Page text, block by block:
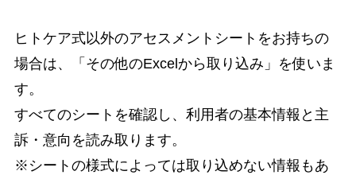
ヒトケア式以外のアセスメントシートをお持ちの
場合は、「その他のExcelから取り込み」を使いま
す。
すべてのシートを確認し、利用者の基本情報と主
訴・意向を読み取ります。
※シートの様式によっては取り込めない情報もあ